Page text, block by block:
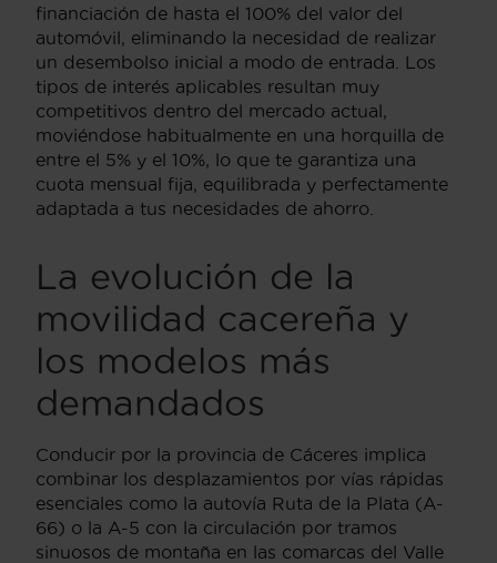
financiación de hasta el 100% del valor del
automóvil, eliminando la necesidad de realizar
un desembolso inicial a modo de entrada. Los
tipos de interés aplicables resultan muy
competitivos dentro del mercado actual,
moviéndose habitualmente en una horquilla de
entre el 5% y el 10%, lo que te garantiza una
cuota mensual fija, equilibrada y perfectamente
adaptada a tus necesidades de ahorro.
La evolución de la
movilidad cacereña y
los modelos más
demandados
Conducir por la provincia de Cáceres implica
combinar los desplazamientos por vías rápidas
esenciales como la autovía Ruta de la Plata (A-
66) o la A-5 con la circulación por tramos
sinuosos de montaña en las comarcas del Valle